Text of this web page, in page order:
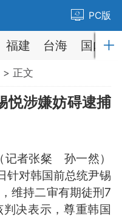
PC版
福建 台海 国内
> 正文
悦涉嫌妨碍逮捕
者张粲 孙一然）
针对韩国前总统尹锡
维持二审有期徒刑7
决表示，尊重韩国